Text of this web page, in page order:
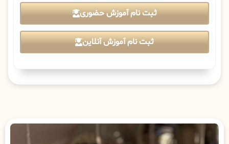
ثبت نام آموزش حضوری
ثبت نام آموزش آنلاین